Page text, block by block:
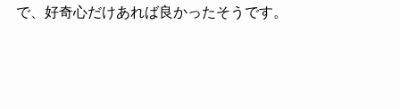
で、好奇心だけあれば良かったそうです。